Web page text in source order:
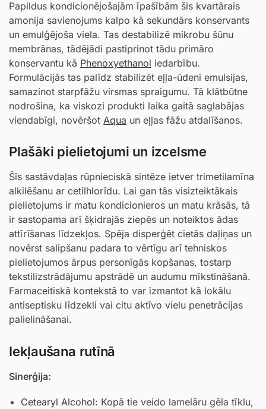
Papildus kondicionējošajām īpašībām šis kvartārais
amonija savienojums kalpo kā sekundārs konservants
un emulģējoša viela. Tas destabilizē mikrobu šūnu
membrānas, tādējādi pastiprinot tādu primāro
konservantu kā Phenoxyethanol iedarbību.
Formulācijās tas palīdz stabilizēt eļļa-ūdenī emulsijas,
samazinot starpfāžu virsmas spraigumu. Tā klātbūtne
nodrošina, ka viskozi produkti laika gaitā saglabājas
viendabīgi, novēršot Aqua un eļļas fāžu atdalīšanos.
Plašāki pielietojumi un izcelsme
Šīs sastāvdaļas rūpnieciskā sintēze ietver trimetilamīna
alkilēšanu ar cetilhlorīdu. Lai gan tās visizteiktākais
pielietojums ir matu kondicionieros un matu krāsās, tā
ir sastopama arī šķidrajās ziepēs un noteiktos ādas
attīrīšanas līdzekļos. Spēja disperģēt cietās daļiņas un
novērst salipšanu padara to vērtīgu arī tehniskos
pielietojumos ārpus personīgās kopšanas, tostarp
tekstilizstrādājumu apstrādē un audumu mīkstināšanā.
Farmaceitiskā kontekstā to var izmantot kā lokālu
antiseptisku līdzekli vai citu aktīvo vielu penetrācijas
palielināšanai.
Iekļaušana rutīnā
Sinerģija:
Cetearyl Alcohol: Kopā tie veido lamelāru gēla tīklu,